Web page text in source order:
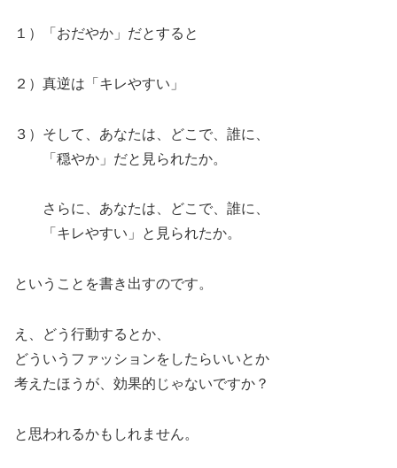
１）「おだやか」だとすると
２）真逆は「キレやすい」
３）そして、あなたは、どこで、誰に、
「穏やか」だと見られたか。
さらに、あなたは、どこで、誰に、
「キレやすい」と見られたか。
ということを書き出すのです。
え、どう行動するとか、
どういうファッションをしたらいいとか
考えたほうが、効果的じゃないですか？
と思われるかもしれません。